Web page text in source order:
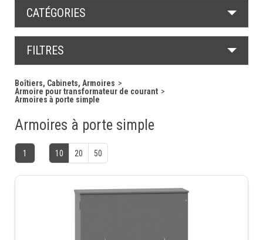
CATÉGORIES
FILTRES
Boîtiers, Cabinets, Armoires
Armoire pour transformateur de courant
Armoires à porte simple
Armoires à porte simple
1 10 20 50